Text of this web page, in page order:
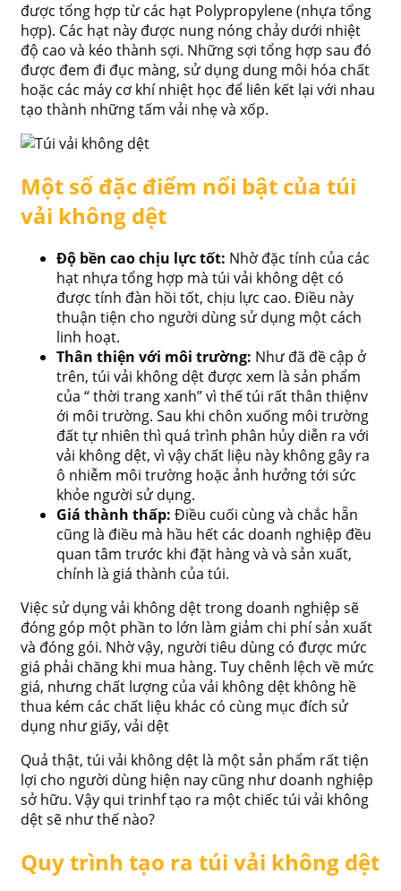
được tổng hợp từ các hạt Polypropylene (nhựa tổng
hợp). Các hạt này được nung nóng chảy dưới nhiệt
độ cao và kéo thành sợi. Những sợi tổng hợp sau đó
được đem đi đục màng, sử dụng dung môi hóa chất
hoặc các máy cơ khí nhiệt học để liên kết lại với nhau
tạo thành những tấm vải nhẹ và xốp.
Một số đặc điểm nổi bật của túi
vải không dệt
Độ bền cao chịu lực tốt: Nhờ đặc tính của các
hạt nhựa tổng hợp mà túi vải không dệt có
được tính đàn hồi tốt, chịu lực cao. Điều này
thuận tiện cho người dùng sử dụng một cách
linh hoạt.
Thân thiện với môi trường: Như đã đề cập ở
trên, túi vải không dệt được xem là sản phẩm
của “ thời trang xanh” vì thế túi rất thân thiệnv
ới môi trường. Sau khi chôn xuống môi trường
đất tự nhiên thì quá trình phân hủy diễn ra với
vải không dệt, vì vậy chất liệu này không gây ra
ô nhiễm môi trường hoặc ảnh hưởng tới sức
khỏe người sử dụng.
Giá thành thấp: Điều cuối cùng và chắc hẵn
cũng là điều mà hầu hết các doanh nghiệp đều
quan tâm trước khi đặt hàng và và sản xuất,
chính là giá thành của túi.
Việc sử dụng vải không dệt trong doanh nghiệp sẽ
đóng góp một phần to lớn làm giảm chi phí sản xuất
và đóng gói. Nhờ vậy, người tiêu dùng có được mức
giá phải chăng khi mua hàng. Tuy chênh lệch về mức
giá, nhưng chất lượng của vải không dệt không hề
thua kém các chất liệu khác có cùng mục đích sử
dụng như giấy, vải dệt
Quả thật, túi vải không dệt là một sản phẩm rất tiện
lợi cho người dùng hiện nay cũng như doanh nghiệp
sở hữu. Vậy qui trinhf tạo ra một chiếc túi vải không
dệt sẽ như thế nào?
Quy trình tạo ra túi vải không dệt